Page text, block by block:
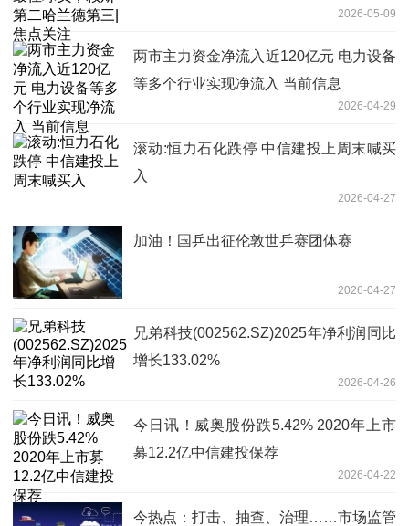
2026-05-09
两市主力资金净流入近120亿元 电力设备
等多个行业实现净流入 当前信息
2026-04-29
滚动:恒力石化跌停 中信建投上周末喊买
入
2026-04-27
加油！国乒出征伦敦世乒赛团体赛
2026-04-27
兄弟科技(002562.SZ)2025年净利润同比
增长133.02%
2026-04-26
今日讯！威奥股份跌5.42% 2020年上市
募12.2亿中信建投保荐
2026-04-22
今热点：打击、抽查、治理……市场监管